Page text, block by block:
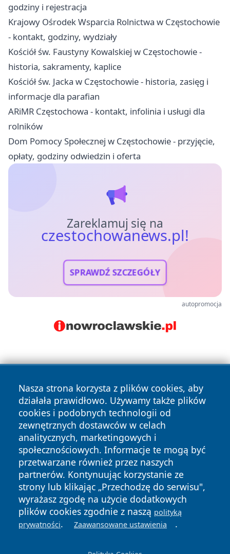
godziny i rejestracja
Krajowy Ośrodek Wsparcia Rolnictwa w Częstochowie
- kontakt, godziny, wydziały
Kościół św. Faustyny Kowalskiej w Częstochowie -
historia, sakramenty, kaplice
Kościół św. Jacka w Częstochowie - historia, zasięg i
informacje dla parafian
ARiMR Częstochowa - kontakt, infolinia i usługi dla
rolników
Dom Pomocy Społecznej w Częstochowie - przyjęcie,
opłaty, godziny odwiedzin i oferta
Zareklamuj się na
czestochowanews.pl!
SPRAWDŹ SZCZEGÓŁY
autopromocja
Nasza strona korzysta z plików cookies, aby
działała prawidłowo. Używamy także plików
cookies i podobnych technologii od
zewnętrznych dostawców w celach
analitycznych, marketingowych i
społecznościowych. Informacje te mogą być
przetwarzane również przez naszych
partnerów. Kontynuując korzystanie ze
strony lub klikając „Przechodzę do serwisu",
wyrażasz zgodę na użycie dodatkowych
plików cookies zgodnie z naszą polityką
prywatności. Zaawansowane ustawienia .
Copyright © 2026 czestochowanews.pl Wszystkie prawa
zastrzeżone.
News Autorzy
Polityka
Prywatności
Polityka
Cookies
cześć